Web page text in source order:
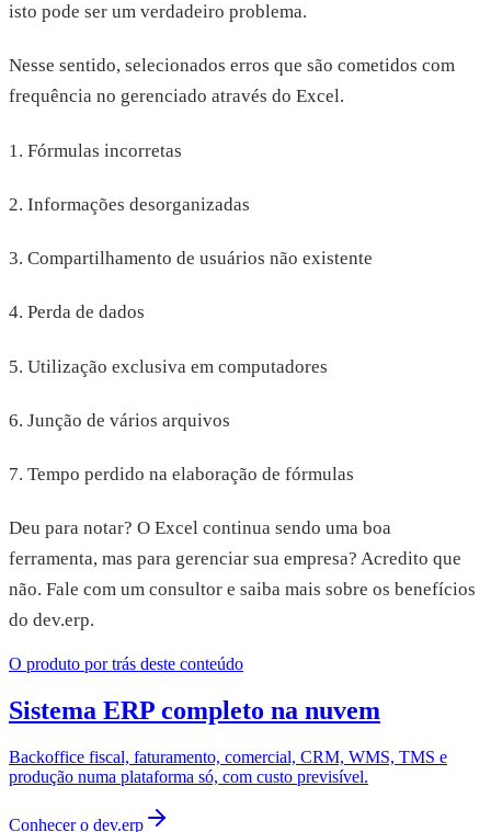
isto pode ser um verdadeiro problema.
Nesse sentido, selecionados erros que são cometidos com
frequência no gerenciado através do Excel.
1. Fórmulas incorretas
2. Informações desorganizadas
3. Compartilhamento de usuários não existente
4. Perda de dados
5. Utilização exclusiva em computadores
6. Junção de vários arquivos
7. Tempo perdido na elaboração de fórmulas
Deu para notar? O Excel continua sendo uma boa
ferramenta, mas para gerenciar sua empresa? Acredito que
não. Fale com um consultor e saiba mais sobre os benefícios
do dev.erp.
O produto por trás deste conteúdo
Sistema ERP completo na nuvem
Backoffice fiscal, faturamento, comercial, CRM, WMS, TMS e
produção numa plataforma só, com custo previsível.
Conhecer o dev.erp